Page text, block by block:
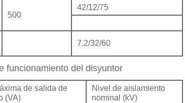
500
42/12/75
7.2/32/60
funcionamiento del disyuntor
de salida de
(VA)
Nivel de aislamiento
nominal (kV)